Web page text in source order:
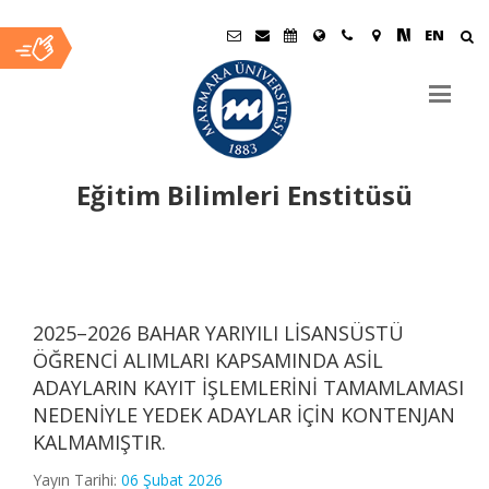
EN
Eğitim Bilimleri Enstitüsü
İçerik
2025–2026 BAHAR YARIYILI LİSANSÜSTÜ
ÖĞRENCİ ALIMLARI KAPSAMINDA ASİL
ADAYLARIN KAYIT İŞLEMLERİNİ TAMAMLAMASI
NEDENİYLE YEDEK ADAYLAR İÇİN KONTENJAN
KALMAMIŞTIR.
Yayın Tarihi: 06 Şubat 2026
MARMARA ÜNİVERSİTESİ LİSANSÜSTÜ EĞİTİM VE ÖĞRETİM
YÖNETMELİĞİ